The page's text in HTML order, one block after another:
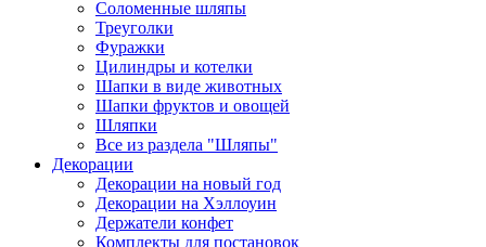
Соломенные шляпы
Треуголки
Фуражки
Цилиндры и котелки
Шапки в виде животных
Шапки фруктов и овощей
Шляпки
Все из раздела "Шляпы"
Декорации
Декорации на новый год
Декорации на Хэллоуин
Держатели конфет
Комплекты для постановок